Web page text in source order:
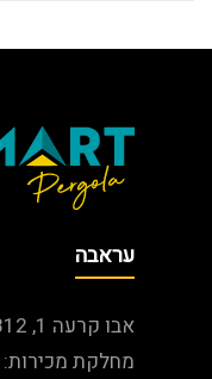
עראבה
אבו קרעה 1, 30812
מחלקת מכירות: